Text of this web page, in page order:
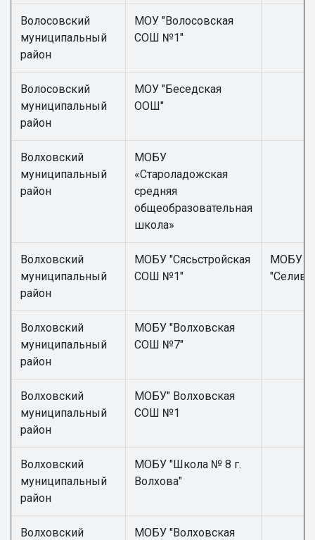
Волосовский
муниципальный
район
МОУ "Волосовская
СОШ №1"
Волосовский
муниципальный
район
МОУ "Беседская
ООШ"
Волховский
муниципальный
район
МОБУ
«Староладожская
средняя
общеобразовательная
школа»
Волховский
муниципальный
район
МОБУ "Сясьстройская
СОШ №1"
МОБУ
Волховский
муниципальный
район
МОБУ "Волховская
СОШ №7"
Волховский
муниципальный
район
МОБУ" Волховская
СОШ №1
Волховский
муниципальный
район
МОБУ "Школа № 8 г.
Волхова"
Волховский
МОБУ "Волховская